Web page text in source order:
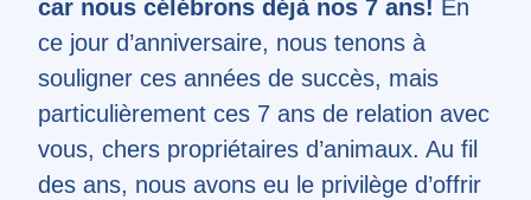
car nous célébrons déjà nos 7 ans! En
ce jour d’anniversaire, nous tenons à
souligner ces années de succès, mais
particulièrement ces 7 ans de relation avec
vous, chers propriétaires d’animaux. Au fil
des ans, nous avons eu le privilège d’offrir